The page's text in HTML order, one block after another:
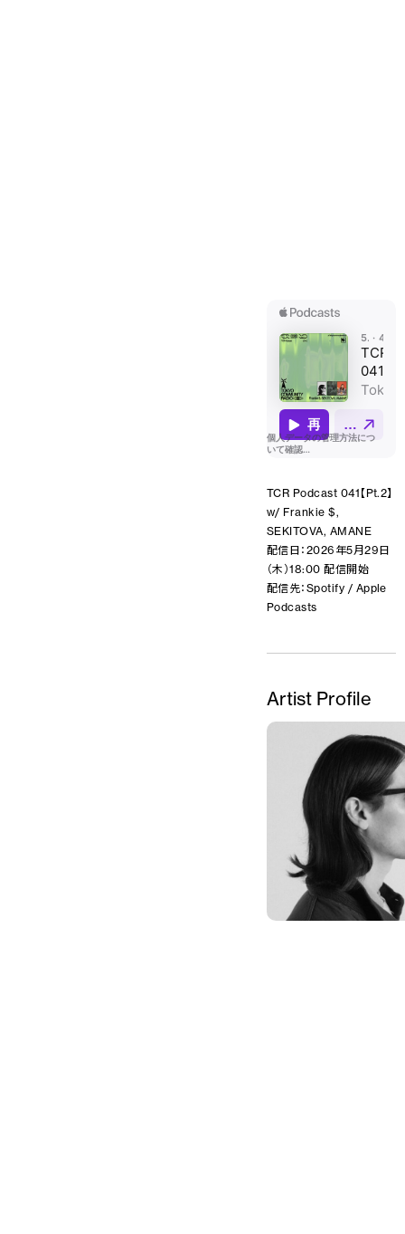
TCR Podcast 041【Pt.2】
w/ Frankie $,
SEKITOVA, AMANE
配信日：2026年5月29日
（木）18:00 配信開始
配信先：Spotify / Apple
Podcasts
Artist Profile